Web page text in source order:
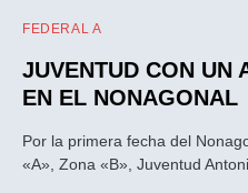
FEDERAL A
JUVENTUD CON UN
EN EL NONAGONAL
Por la primera fecha del
«A», Zona «B», Juventud